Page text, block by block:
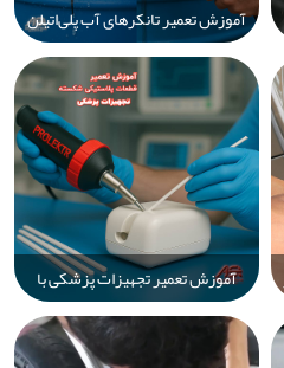
آموزش تعمیر تانکرهای آب پلی‌اتیلن
(PE) با دستگاه جوش پلاستیک
Prolektro – راهنمای گام‌به‌گام
تعمیر، جوشکاری و افزایش عمر
مخازن پلی‌اتیلن
آموزش تعمیر تجهیزات پزشکی با
جوش پلاستیک | ترمیم قطعات
آسیب‌دیده دستگاه‌های پزشکی با
Prolektro